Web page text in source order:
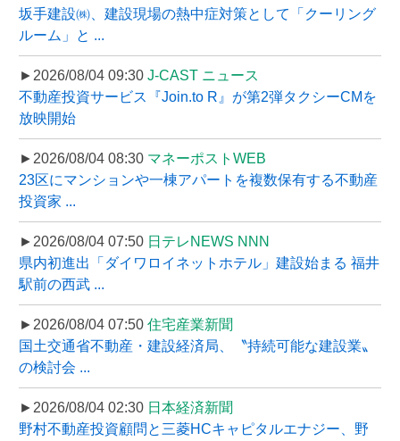
坂手建設㈱、建設現場の熱中症対策として「クーリング
ルーム」と ...
►2026/08/04 09:30 J-CAST ニュース
不動産投資サービス『Join.to R』が第2弾タクシーCMを
放映開始
►2026/08/04 08:30 マネーポストWEB
23区にマンションや一棟アパートを複数保有する不動産
投資家 ...
►2026/08/04 07:50 日テレNEWS NNN
県内初進出「ダイワロイネットホテル」建設始まる 福井
駅前の西武 ...
►2026/08/04 07:50 住宅産業新聞
国土交通省不動産・建設経済局、〝持続可能な建設業〟
の検討会 ...
►2026/08/04 02:30 日本経済新聞
野村不動産投資顧問と三菱HCキャピタルエナジー、野